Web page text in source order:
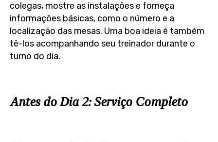
colegas, mostre as instalações e forneça
informações básicas, como o número e a
localização das mesas. Uma boa ideia é também
tê-los acompanhando seu treinador durante o
turno do dia.
Antes do Dia 2: Serviço Completo